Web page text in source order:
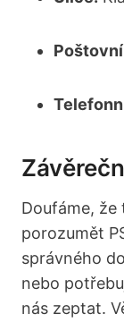
Doufáme,
porozumět
správného
nebo
nás zeptat.